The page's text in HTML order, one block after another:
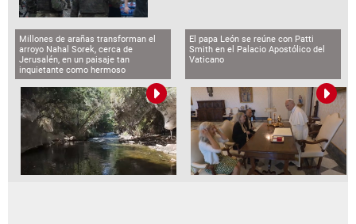
Millones de arañas transforman el
arroyo Nahal Sorek, cerca de
Jerusalén, en un paisaje tan
inquietante como hermoso
El papa León se reúne con Patti
Smith en el Palacio Apostólico del
Vaticano